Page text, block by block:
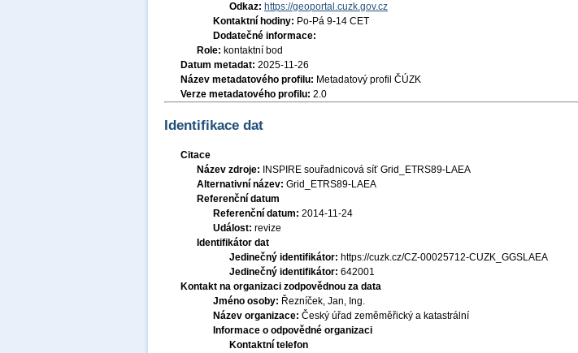
Odkaz: https://geoportal.cuzk.gov.cz
Kontaktní hodiny: Po-Pá 9-14 CET
Dodatečné informace:
Role: kontaktní bod
Datum metadat: 2025-11-26
Název metadatového profilu: Metadatový profil ČÚZK
Verze metadatového profilu: 2.0
Identifikace dat
Citace
Název zdroje:
INSPIRE souřadnicová síť Grid_ETRS89-LAEA
Alternativní název: Grid_ETRS89-LAEA
Referenční datum
Referenční datum: 2014-11-24
Událost: revize
Identifikátor dat
Jedinečný identifikátor: https://cuzk.cz/CZ-00025712-CUZK_GGSLAEA
Jedinečný identifikátor: 642001
Kontakt na organizaci zodpovědnou za data
Jméno osoby: Řezníček, Jan, Ing.
Název organizace: Český úřad zeměměřický a katastrální
Informace o odpovědné organizaci
Kontaktní telefon